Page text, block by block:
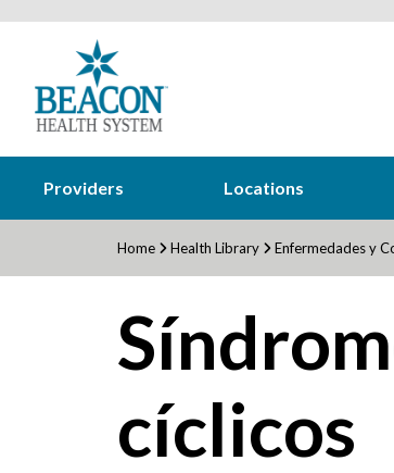
Providers Locations
Home Health Library Enfermedades y
cíclicos